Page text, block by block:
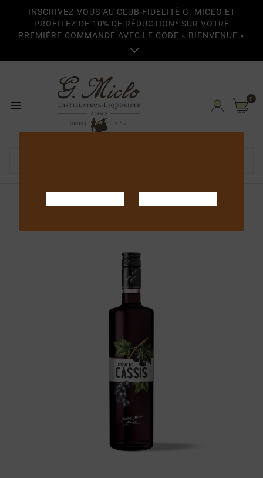

INSCRIVEZ-VOUS AU CLUB FIDELITÉ G. MICLO ET
PROFITEZ DE 10% DE RÉDUCTION* SUR VOTRE
PREMIÈRE COMMANDE AVEC LE CODE « BIENVENUE »
 0